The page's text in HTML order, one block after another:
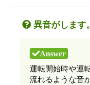
異音がします。
運転開始時や運
流れるような音